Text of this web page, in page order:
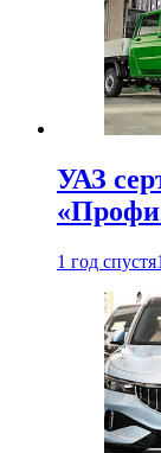
УАЗ
1 год спустя